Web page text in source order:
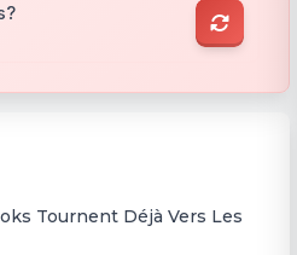
Tournent Déjà Vers Les